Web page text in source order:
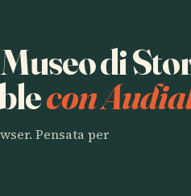
di
con
Pensata per